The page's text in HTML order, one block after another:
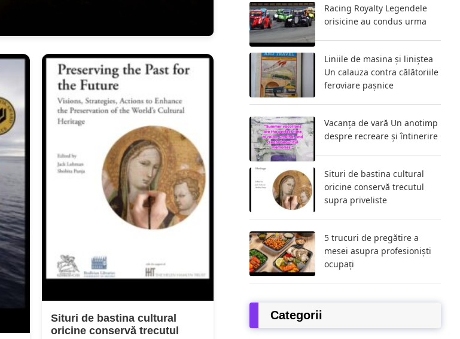
Situri de bastina cultural
oricine conservă trecutul
Racing Royalty Legendele
orisicine au condus urma
Liniile de masina și liniștea
Un calauza contra călătoriile
feroviare pașnice
Vacanța de vară Un anotimp
despre recreare și întinerire
Situri de bastina cultural
oricine conservă trecutul
supra priveliste
5 trucuri de pregătire a
mesei asupra profesioniști
ocupați
Categorii